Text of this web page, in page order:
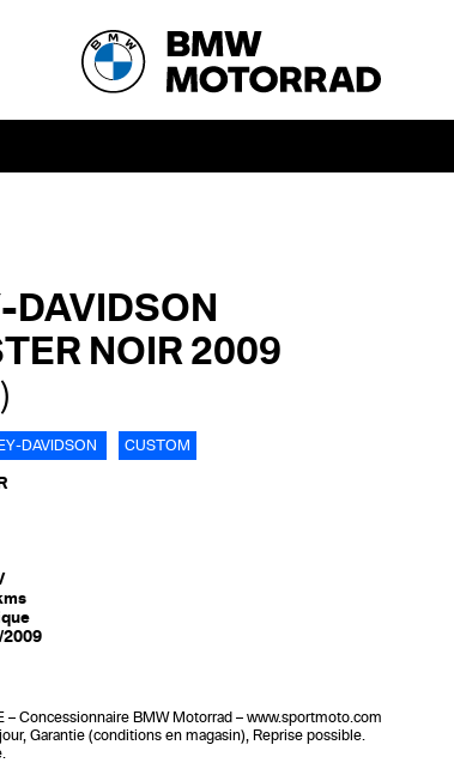
DAVIDSON
NOIR 2009
DAVIDSON CUSTOM
2009
Concessionnaire BMW Motorrad – www.sportmoto.com
Garantie (conditions en magasin), Reprise possible.